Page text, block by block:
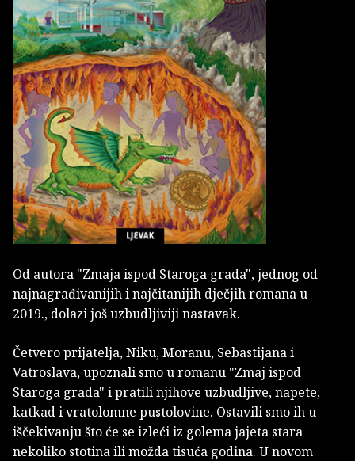
Od autora "Zmaja ispod Staroga grada", jednog od
najnagrađivanijih i najčitanijih dječjih romana u
2019., dolazi još uzbudljiviji nastavak.
Četvero prijatelja, Niku, Moranu, Sebastijana i
Vatroslava, upoznali smo u romanu "Zmaj ispod
Staroga grada" i pratili njihove uzbudljive, napete,
katkad i vratolomne pustolovine. Ostavili smo ih u
iščekivanju što će se izleći iz golema jajeta stara
nekoliko stotina ili možda tisuća godina. U novom